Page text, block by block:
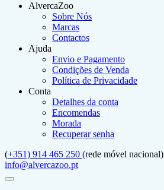
AlvercaZoo
Sobre Nós
Marcas
Contactos
Ajuda
Envio e Pagamento
Condições de Venda
Política de Privacidade
Conta
Detalhes da conta
Encomendas
Morada
Recuperar senha
(+351) 914 465 250 (rede móvel nacional)
info@alvercazoo.pt